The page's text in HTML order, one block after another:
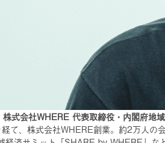
式会社WHERE 代表取締役・内閣府地
て、株式会社WHERE創業。約2万人の